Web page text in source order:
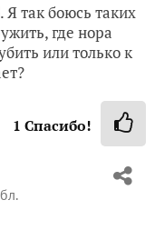
. Я так боюсь таких
где нора
или только к
1 Спасибо!